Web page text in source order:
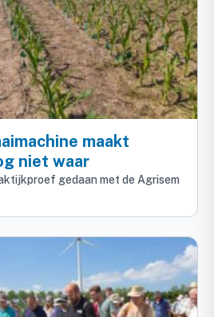
maakt
niet waar
gedaan met de Agrisem